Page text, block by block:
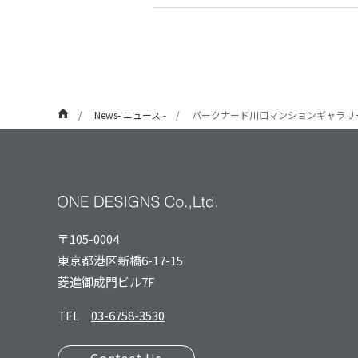
News- ニュース - パークナード川口マンションギャラ
〒105-0004
東京都港区新橋6-17-15
菱進御成⾨ビル7F
TEL
03-6758-3530